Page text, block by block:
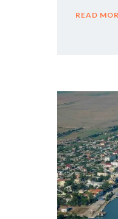
READ